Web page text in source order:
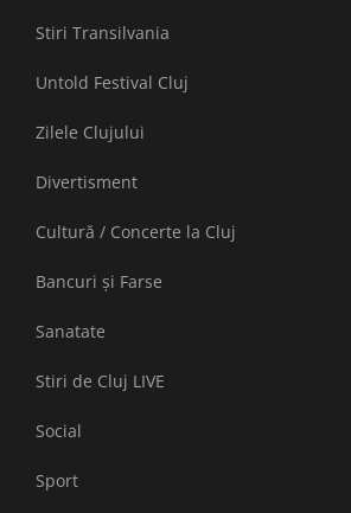
Stiri Transilvania
Untold Festival Cluj
Zilele Clujului
Divertisment
Cultură / Concerte la Cluj
Bancuri și Farse
Sanatate
Stiri de Cluj LIVE
Social
Sport